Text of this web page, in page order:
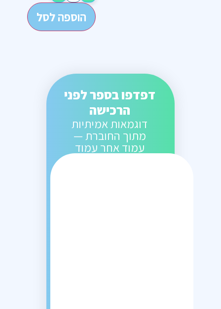
הוספה לסל
דפדפו בספר לפני
הרכישה
דוגמאות אמיתיות
מתוך החוברת —
עמוד אחר עמוד